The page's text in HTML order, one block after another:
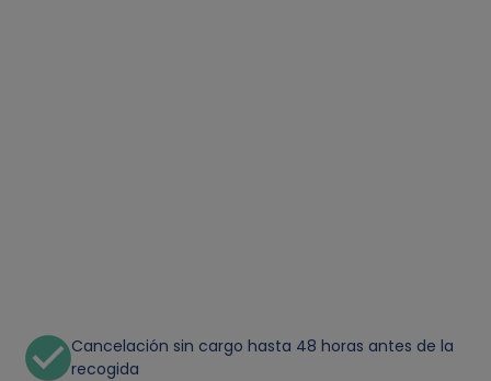
Cancelación sin cargo hasta 48 horas antes de la
recogida